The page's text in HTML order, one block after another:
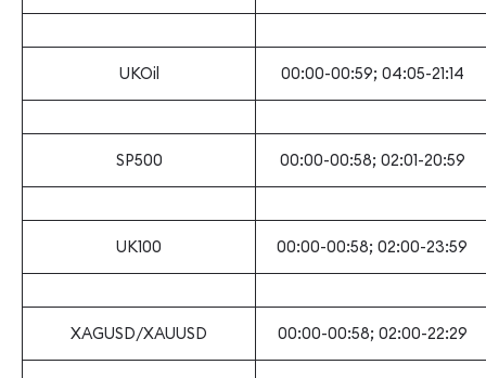
UKOil 00:00-00:59; 04:05-21:14
SP500 00:00-00:58; 02:01-20:59
UK100 00:00-00:58; 02:00-23:59
XAGUSD/XAUUSD 00:00-00:58; 02:00-22:29